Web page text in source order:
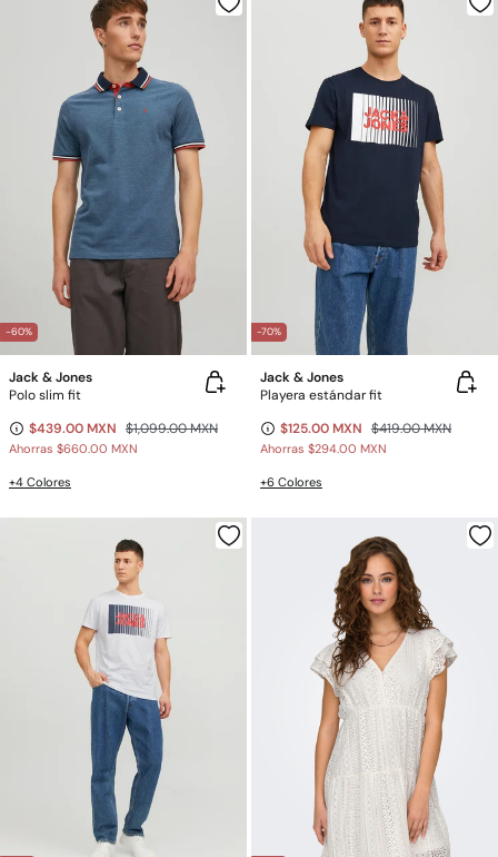
-60%
Jack & Jones
Polo slim fit
$439.00 MXN $1,099.00 MXN
Ahorras $660.00 MXN
+4 Colores
-70%
Jack & Jones
Playera estándar fit
$125.00 MXN $419.00 MXN
Ahorras $294.00 MXN
+6 Colores